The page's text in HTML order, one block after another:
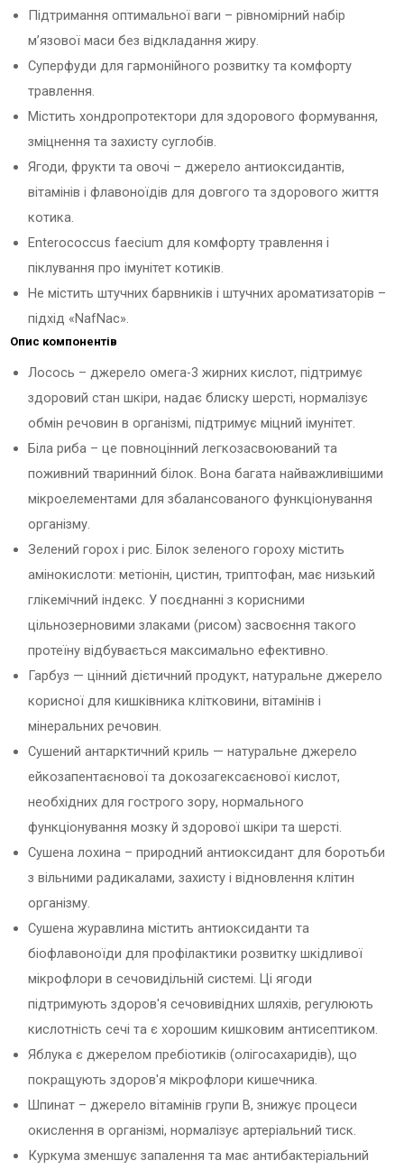
Підтримання оптимальної ваги – рівномірний набір
м’язової маси без відкладання жиру.
Суперфуди для гармонійного розвитку та комфорту
травлення.
Містить хондропротектори для здорового формування,
зміцнення та захисту суглобів.
Ягоди, фрукти та овочі – джерело антиоксидантів,
вітамінів і флавоноїдів для довгого та здорового життя
котика.
Enterococcus faecium для комфорту травлення і
піклування про імунітет котиків.
Не містить штучних барвників і штучних ароматизаторів –
підхід «NafNac».
Опис компонентів
Лосось – джерело омега-3 жирних кислот, підтримує
здоровий стан шкіри, надає блиску шерсті, нормалізує
обмін речовин в організмі, підтримує міцний імунітет.
Біла риба – це повноцінний легкозасвоюваний та
поживний тваринний білок. Вона багата найважливішими
мікроелементами для збалансованого функціонування
організму.
Зелений горох і рис. Білок зеленого гороху містить
амінокислоти: метіонін, цистин, триптофан, має низький
глікемічний індекс. У поєднанні з корисними
цільнозерновими злаками (рисом) засвоєння такого
протеїну відбувається максимально ефективно.
Гарбуз — цінний дієтичний продукт, натуральне джерело
корисної для кишківника клітковини, вітамінів і
мінеральних речовин.
Сушений антарктичний криль — натуральне джерело
ейкозапентаєнової та докозагексаєнової кислот,
необхідних для гострого зору, нормального
функціонування мозку й здорової шкіри та шерсті.
Сушена лохина – природний антиоксидант для боротьби
з вільними радикалами, захисту і відновлення клітин
організму.
Сушена журавлина містить антиоксиданти та
біофлавоноїди для профілактики розвитку шкідливої
мікрофлори в сечовидільній системі. Ці ягоди
підтримують здоров'я сечовивідних шляхів, регулюють
кислотність сечі та є хорошим кишковим антисептиком.
Яблука є джерелом пребіотиків (олігосахаридів), що
покращують здоров'я мікрофлори кишечника.
Шпинат – джерело вітамінів групи В, знижує процеси
окислення в організмі, нормалізує артеріальний тиск.
Куркума зменшує запалення та має антибактеріальний